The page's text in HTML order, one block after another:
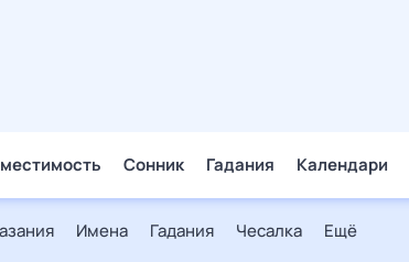
Сонник Гадания Календари
Имена Гадания Чесалка Ещё